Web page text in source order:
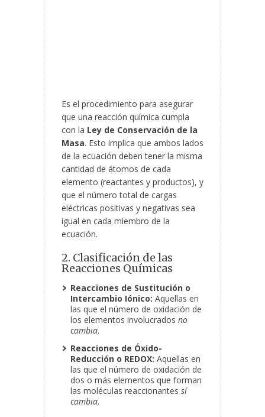
Es el procedimiento para asegurar
que una reacción química cumpla
con la Ley de Conservación de la
Masa. Esto implica que ambos lados
de la ecuación deben tener la misma
cantidad de átomos de cada
elemento (reactantes y productos), y
que el número total de cargas
eléctricas positivas y negativas sea
igual en cada miembro de la
ecuación.
2. Clasificación de las
Reacciones Químicas
Reacciones de Sustitución o
Intercambio Iónico: Aquellas en
las que el número de oxidación de
los elementos involucrados no
cambia.
Reacciones de Óxido-
Reducción o REDOX: Aquellas en
las que el número de oxidación de
dos o más elementos que forman
las moléculas reaccionantes sí
cambia.